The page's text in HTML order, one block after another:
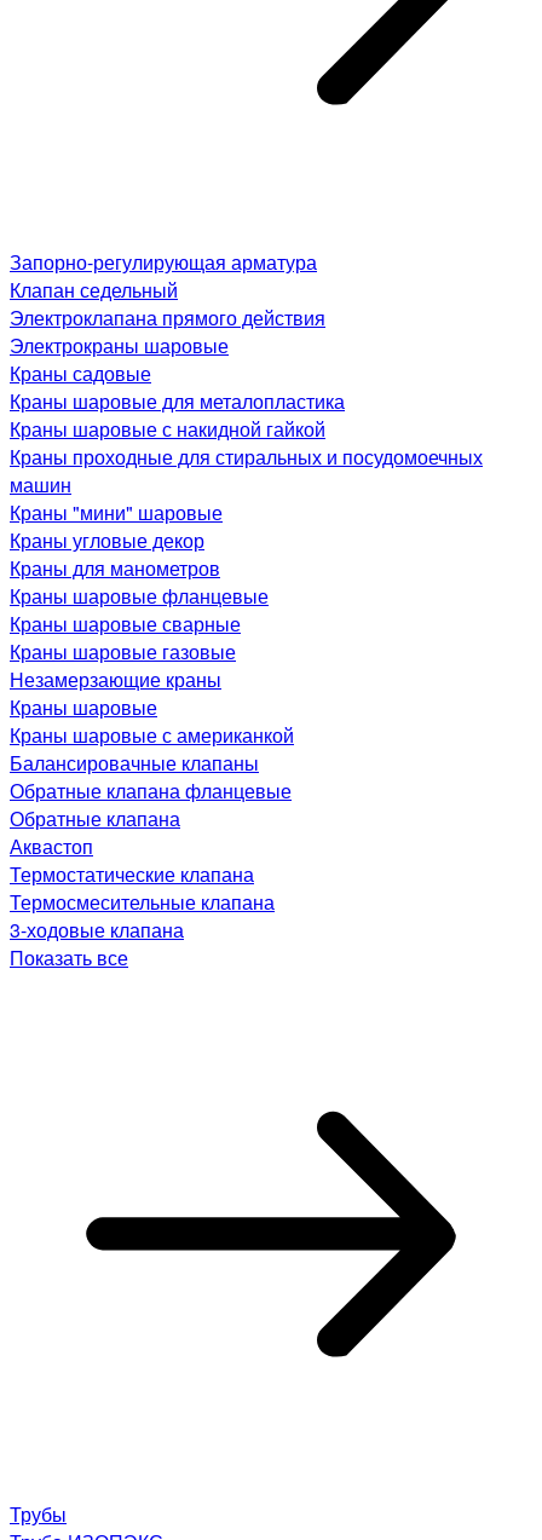
Запорно-регулирующая арматура
Клапан седельный
Электроклапана прямого действия
Электрокраны шаровые
Краны садовые
Краны шаровые для металопластика
Краны шаровые с накидной гайкой
Краны проходные для стиральных и посудомоечных
машин
Краны "мини" шаровые
Краны угловые декор
Краны для манометров
Краны шаровые фланцевые
Краны шаровые сварные
Краны шаровые газовые
Незамерзающие краны
Краны шаровые
Краны шаровые с американкой
Балансировачные клапаны
Обратные клапана фланцевые
Обратные клапана
Аквастоп
Термостатические клапана
Термосмесительные клапана
3-ходовые клапана
Показать все
Трубы